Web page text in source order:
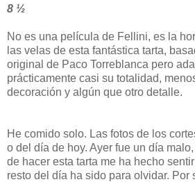
8 ½
No es una película de Fellini, es la
las velas de esta fantástica tarta,
original de Paco Torreblanca pero
prácticamente casi su totalidad,
decoración y algún que otro detalle.
He comido solo. Las fotos de los
o del día de hoy. Ayer fue un día
de hacer esta tarta me ha hecho
resto del día ha sido para olvidar. Por